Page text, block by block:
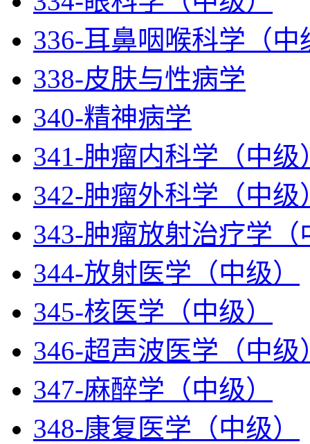
336-耳鼻咽喉科学（中
338-皮肤与性病学
340-精神病学
341-肿瘤内科学（中级
342-肿瘤外科学（中级
343-肿瘤放射治疗学（
344-放射医学（中级）
345-核医学（中级）
346-超声波医学（中级
347-麻醉学（中级）
348-康复医学（中级）